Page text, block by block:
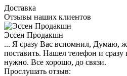
Доставка
Отзывы наших клиентов
Эссен Продакшн
... Я сразу Вас вспомнил, Думаю,
поставить. Нашел телефон и сразу
нужно. Все хорошо, до связи.
Прослушать отзыв: